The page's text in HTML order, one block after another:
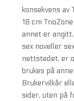
konsekvens av
18 cm
annet er
sex noveller
nettstedet, er
brukes på
Brukervilkår
sider, uten på